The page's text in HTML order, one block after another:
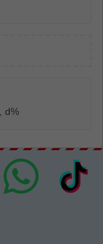
d%